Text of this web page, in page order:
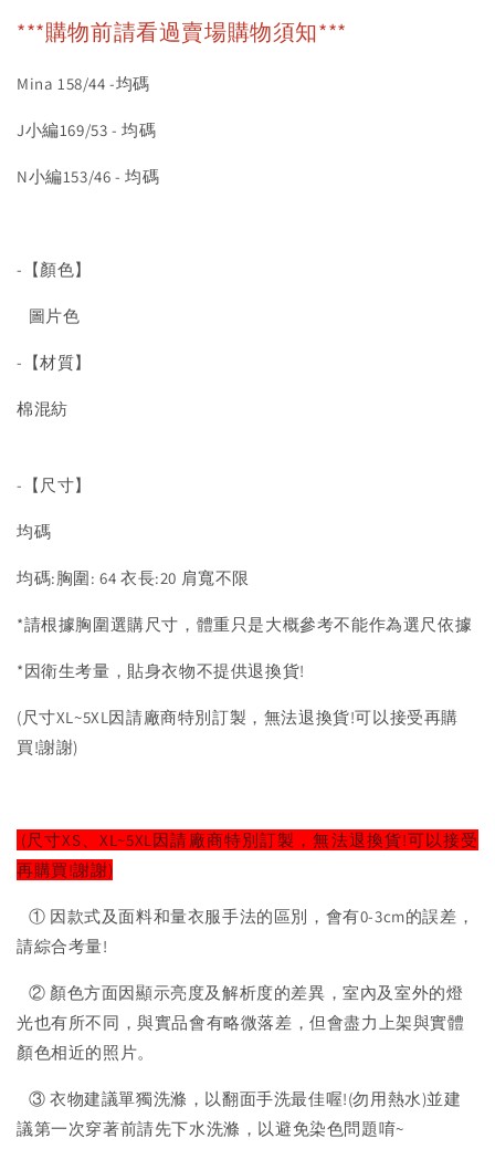
***購物前請看過賣場購物須知***
Mina 158/44 -均碼
J小編169/53 - 均碼
N小編153/46 - 均碼
-【顏色】
圖片色
-【材質】
棉混紡
-【尺寸】
均碼
均碼:胸圍: 64 衣長:20 肩寬不限
*請根據胸圍選購尺寸，體重只是大概參考不能作為選尺依據
*因衛生考量，貼身衣物不提供退換貨!
(尺寸XL~5XL因請廠商特別訂製，無法退換貨!可以接受再購
買!謝謝)
(尺寸XS、XL~5XL因請廠商特別訂製，無法退換貨!可以接受
再購買!謝謝)
① 因款式及面料和量衣服手法的區別，會有0-3cm的誤差，
請綜合考量!
② 顏色方面因顯示亮度及解析度的差異，室內及室外的燈
光也有所不同，與實品會有略微落差，但會盡力上架與實體
顏色相近的照片。
③ 衣物建議單獨洗滌，以翻面手洗最佳喔!(勿用熱水)並建
議第一次穿著前請先下水洗滌，以避免染色問題唷~